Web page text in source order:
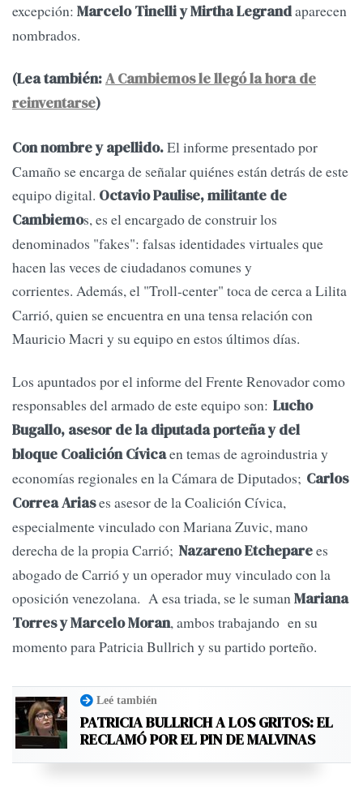
excepción: Marcelo Tinelli y Mirtha Legrandaparecen
nombrados.
(Lea también:A Cambiemos le llegó la hora de
reinventarse)
Con nombre y apellido.El informe presentado por
Camaño se encarga de señalar quiénes están detrás de este
equipo digital. Octavio Paulise, militante de
Cambiemos, es el encargado de construir los
denominados "fakes": falsas identidades virtuales que
hacen las veces de ciudadanos comunes y
corrientes. Además, el "Troll-center" toca de cerca a Lilita
Carrió, quien se encuentra en una tensa relación con
Mauricio Macri y su equipo en estos últimos días.
Los apuntados por el informe del Frente Renovador como
responsables del armado de este equipo son: Lucho
Bugallo, asesor de la diputada porteña y del
bloque Coalición Cívicaen temas de agroindustria y
economías regionales en la Cámara de Diputados; Carlos
Correa Ariases asesor de la Coalición Cívica,
especialmente vinculado con Mariana Zuvic, mano
derecha de la propia Carrió; Nazareno Etcheparees
abogado de Carrió y un operador muy vinculado con la
oposición venezolana. A esa triada, se le sumanMariana
Torres y Marcelo Moran, ambos trabajando en su
momento para Patricia Bullrich y su partido porteño.
Leé también
PATRICIA BULLRICH A LOS GRITOS: EL
RECLAMÓ POR EL PIN DE MALVINAS